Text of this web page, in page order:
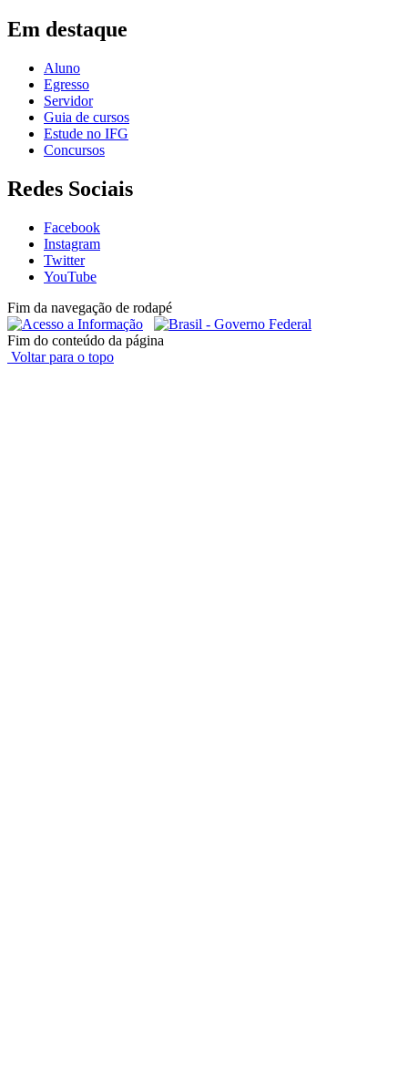
Em destaque
Aluno
Egresso
Servidor
Guia de cursos
Estude no IFG
Concursos
Redes Sociais
Facebook
Instagram
Twitter
YouTube
Fim da navegação de rodapé
Fim do conteúdo da página
Voltar para o topo